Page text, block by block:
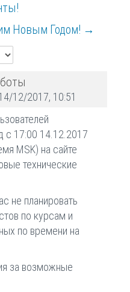
Новым Годом! →
12/2017, 10:51
с 17:00 14.12.2017
MSK) на сайте
технические
не планировать
по курсам и
по времени на
за возможные